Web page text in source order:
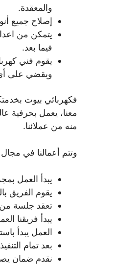
والمعقدة.
إصلاح جميع
يتمكن من
فيما بعد.
يقوم فني
ويقضي على
فكهربائي بيوت
معنا، يعمل بحرفية
منه من عملائنا.
وتتم أعمالنا في
يبدأ العمل
يقوم الفريق
تعقد جلسة من
يبدأ فريقنا
العمل يبدأ
بعد تمام
نقدم ضمان